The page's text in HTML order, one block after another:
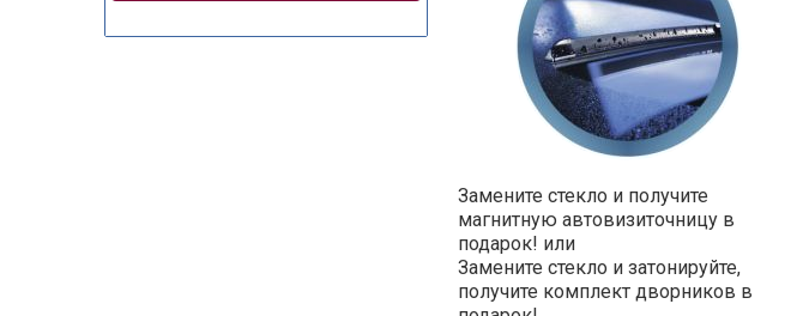
Замените стекло и получите
магнитную автовизиточницу в
подарок! или
Замените стекло и затонируйте,
получите комплект дворников в